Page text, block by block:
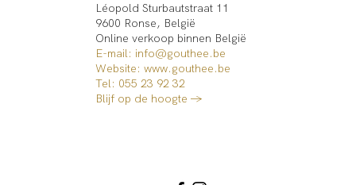
Léopold Sturbautstraat 11
9600 Ronse, België
Online verkoop binnen België​
E-mail: info@gouthee.be
Website: www.gouthee.be
Tel: 055 23 92 32
Blijf op de hoogte →